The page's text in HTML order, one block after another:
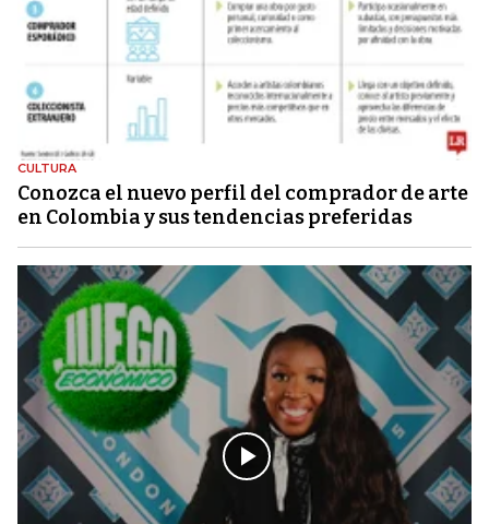
CULTURA
Conozca el nuevo perfil del comprador de arte
en Colombia y sus tendencias preferidas